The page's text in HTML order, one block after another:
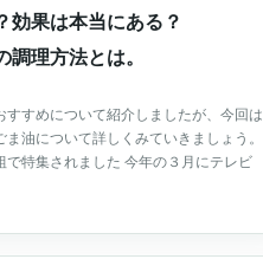
効果は本当にある？
理方法とは。
すめについて紹介しましたが、今回は
油について詳しくみていきましょう。
で特集されました 今年の３月にテレビ